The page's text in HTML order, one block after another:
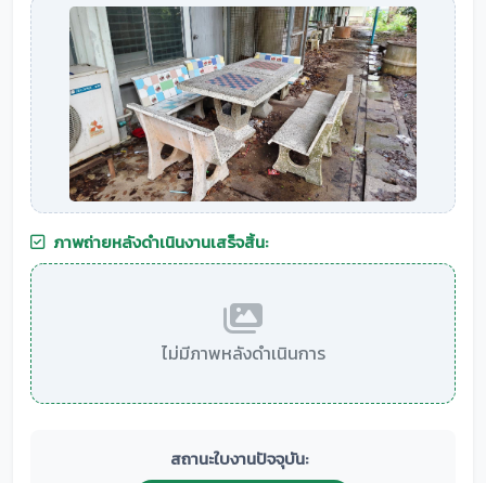
ภาพถ่ายหลังดำเนินงานเสร็จสิ้น:
ไม่มีภาพหลังดำเนินการ
สถานะใบงานปัจจุบัน: